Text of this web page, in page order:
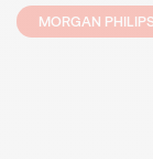
MORGAN